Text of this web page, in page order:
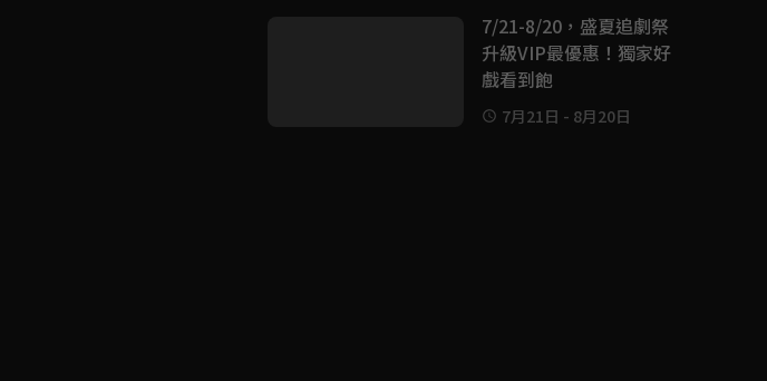
7/21-8/20，盛夏追劇祭
升級VIP最優惠！獨家好
戲看到飽
7月21日 - 8月20日